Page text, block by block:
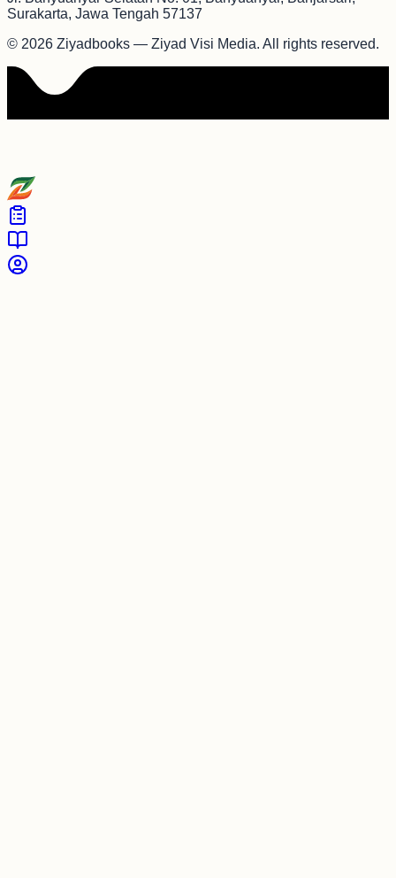
Surakarta, Jawa Tengah 57137
© 2026 Ziyadbooks — Ziyad Visi Media. All rights reserved.